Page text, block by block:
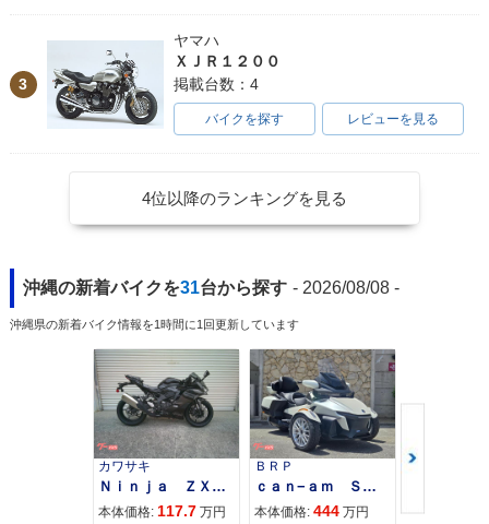
3
ヤマハ
ＸＪＲ１２００
掲載台数：4
バイクを探す レビューを見る
4位以降のランキングを見る
沖縄の新着バイクを31台から探す - 2026/08/08 -
沖縄県の新着バイク情報を1時間に1回更新しています
カワサキ
Ｎｉｎｊａ ＺＸ−４Ｒ ＳＥ
本体価格: 117.7 万円
ＢＲＰ
ｃａｎ−ａｍ ＳＰＹＤＥＲ ＲＴ ＬＩＭＩＴＥＤ
本体価格: 444 万円
スズキ
本体価格: